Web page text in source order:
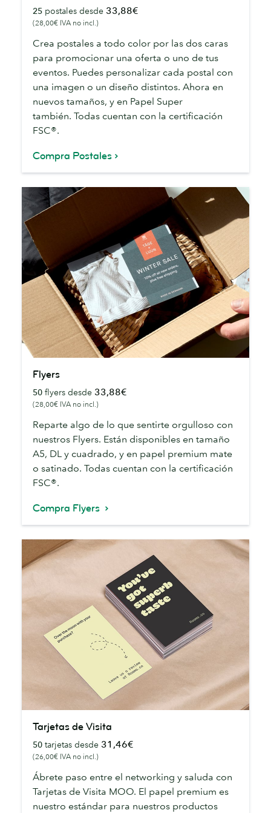
25 postales desde 33,88€
(28,00€ IVA no incl.)
Crea postales a todo color por las dos caras
para promocionar una oferta o uno de tus
eventos. Puedes personalizar cada postal con
una imagen o un diseño distintos. Ahora en
nuevos tamaños, y en Papel Super
también. Todas cuentan con la certificación
FSC®.
Compra Postales
Flyers
50 flyers desde 33,88€
(28,00€ IVA no incl.)
Reparte algo de lo que sentirte orgulloso con
nuestros Flyers. Están disponibles en tamaño
A5, DL y cuadrado, y en papel premium mate
o satinado. Todas cuentan con la certificación
FSC®.
Compra Flyers
Visita
Tarjetas de Visita
50 tarjetas desde 31,46€
(26,00€ IVA no incl.)
Ábrete paso entre el networking y saluda con
Tarjetas de Visita MOO. El papel premium es
nuestro estándar para nuestros productos